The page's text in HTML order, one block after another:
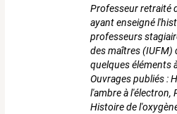
Professeur retraité
ayant enseigné
professeurs
des maîtres (IUFM)
quelques éléments
Ouvrages publiés :
l'ambre à l'électron,
Histoire de